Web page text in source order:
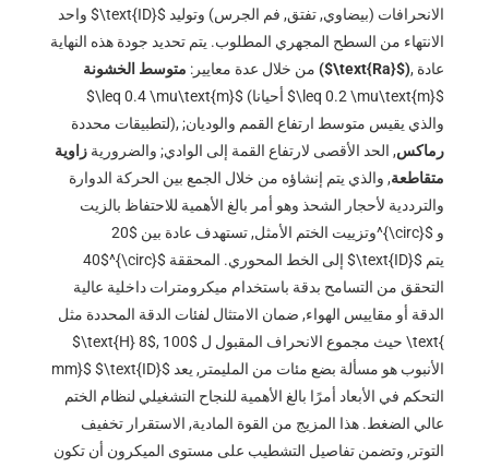
$\text{ID}$
الانتهاء من السطح المجهري المطلوب. يتم تحديد جودة هذه النهاية
من خلال عدة معايير: متوسط ​​الخشونة ($\text{Ra}$) , عادة
$\leq 0.4 \mu\text{m}$
$\leq 0.2 \mu\text{m}$
لتطبيقات محددة), والذي يقيس متوسط ​​ارتفاع القمم والوديان;
رماكس, الحد الأقصى لارتفاع القمة إلى الوادي; والضروريةزاوية
متقاطعة, والذي يتم إنشاؤه من خلال الجمع بين الحركة الدوارة
والترددية لأحجار الشحذ وهو أمر بالغ الأهمية للاحتفاظ بالزيت
وتزييت الختم الأمثل, تستهدف عادة بين$20^{\circ}$ و
$40^{\circ}$
$\text{ID}$
التحقق من التسامح بدقة باستخدام ميكرومترات داخلية عالية
الدقة أو مقاييس الهواء, ضمان الامتثال لفئات الدقة المحددة مثل
$\text{H} 8$
, حيث مجموع الانحراف المقبول ل
$100 \text{
mm}$ $\text{ID}$
التحكم في الأبعاد أمرًا بالغ الأهمية للنجاح التشغيلي لنظام الختم
عالي الضغط. هذا المزيج من القوة المادية, الاستقرار تخفيف
التوتر, وتضمن تفاصيل التشطيب على مستوى الميكرون أن تكون